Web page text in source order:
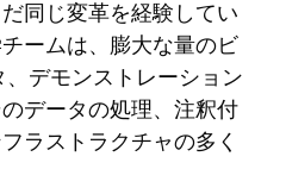
同じ変革を経験してい
ームは、膨大な量のビ
デモンストレーション
データの処理、注釈付
ラストラクチャの多く